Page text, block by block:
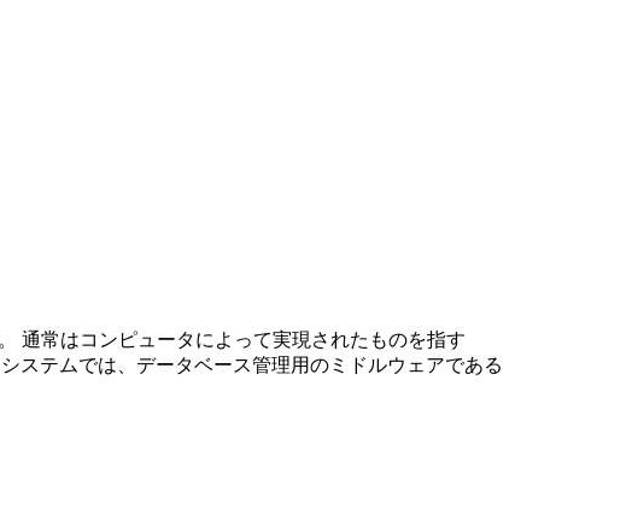
通常はコンピュータによって実現されたものを指す
ステムでは、データベース管理用のミドルウェアである